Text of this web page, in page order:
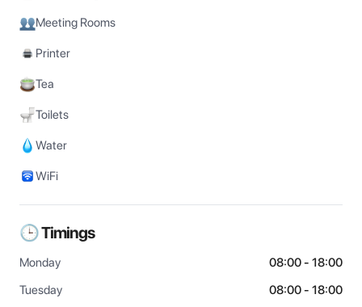
Meeting Rooms
Printer
Tea
Toilets
Water
WiFi
🕒 Timings
Monday
08:00 - 18:00
Tuesday
08:00 - 18:00